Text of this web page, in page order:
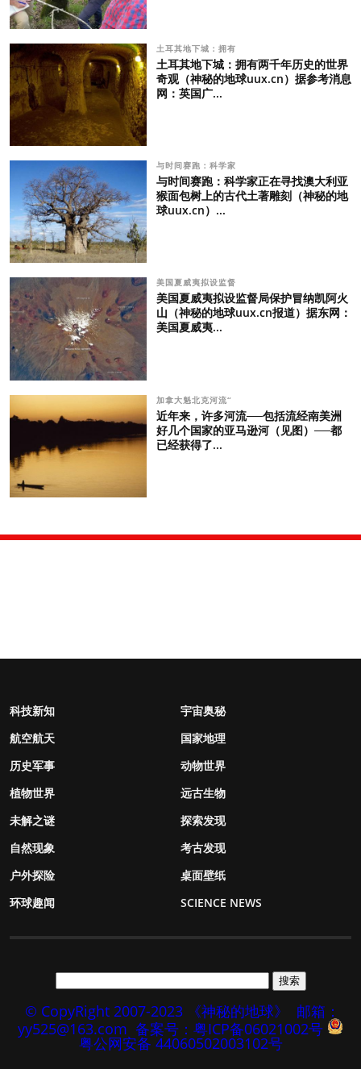
土耳其地下城：拥有
土耳其地下城：拥有两千年历史的世界
奇观（神秘的地球uux.cn）据参考消息
网：英国广...
与时间赛跑：科学家
与时间赛跑：科学家正在寻找澳大利亚
猴面包树上的古代土著雕刻（神秘的地
球uux.cn）...
美国夏威夷拟设监督
美国夏威夷拟设监督局保护冒纳凯阿火
山（神秘的地球uux.cn报道）据东网：
美国夏威夷...
加拿大魁北克河流“
近年来，许多河流──包括流经南美洲
好几个国家的亚马逊河（见图）──都
已经获得了...
科技新知
宇宙奥秘
航空航天
国家地理
历史军事
动物世界
植物世界
远古生物
未解之谜
探索发现
自然现象
考古发现
户外探险
桌面壁纸
环球趣闻
SCIENCE NEWS
© CopyRight 2007-2023 《神秘的地球》
邮箱：
yy525@163.com 备案号：粤ICP备06021002号
粤公网安备 44060502003102号